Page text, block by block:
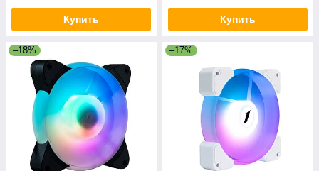
Купить Купить
–18% –17%